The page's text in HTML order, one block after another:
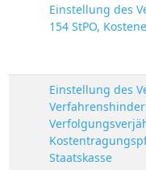
Einstellung des
154 StPO,
Einstellung des
Staatskasse